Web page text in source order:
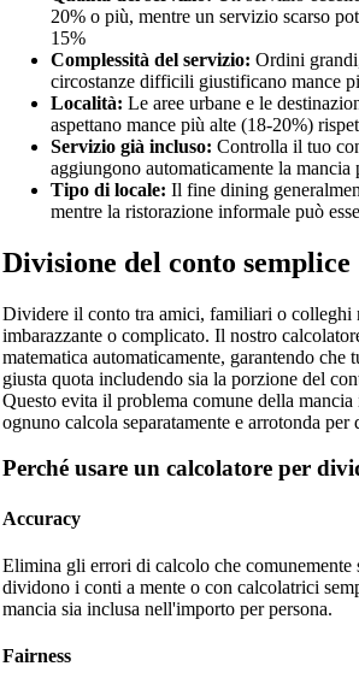
20% o più, mentre un servizio scarso
15%
Complessità del servizio: Ordini
circostanze difficili giustificano mance
Località: Le aree urbane e le
aspettano mance più alte (18-20%)
Servizio già incluso: Controlla il tuo
aggiungono automaticamente la
Tipo di locale: Il fine dining
mentre la ristorazione informale può
Divisione del conto semplice
Dividere il conto tra amici, familiari o colleghi
imbarazzante o complicato. Il nostro
matematica automaticamente, garantendo che
giusta quota includendo sia la porzione del
Questo evita il problema comune della
ognuno calcola separatamente e arrotonda per
Perché usare un calcolatore per
Accuracy
Elimina gli errori di calcolo che comunemente
dividono i conti a mente o con calcolatrici
mancia sia inclusa nell'importo per persona.
Fairness